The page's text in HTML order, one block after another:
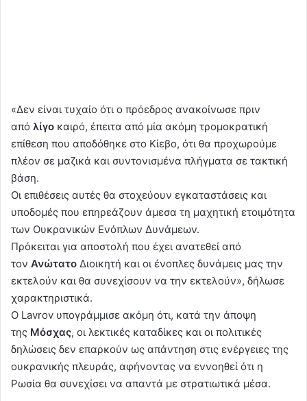
«Δεν είναι τυχαίο ότι ο πρόεδρος ανακοίνωσε πριν
από λίγο καιρό, έπειτα από μία ακόμη τρομοκρατική
επίθεση που αποδόθηκε στο Κίεβο, ότι θα προχωρούμε
πλέον σε μαζικά και συντονισμένα πλήγματα σε τακτική
βάση.
Οι επιθέσεις αυτές θα στοχεύουν εγκαταστάσεις και
υποδομές που επηρεάζουν άμεσα τη μαχητική ετοιμότητα
των Ουκρανικών Ενόπλων Δυνάμεων.
Πρόκειται για αποστολή που έχει ανατεθεί από
τον Ανώτατο Διοικητή και οι ένοπλες δυνάμεις μας την
εκτελούν και θα συνεχίσουν να την εκτελούν», δήλωσε
χαρακτηριστικά.
Ο Lavrov υπογράμμισε ακόμη ότι, κατά την άποψη
της Μόσχας, οι λεκτικές καταδίκες και οι πολιτικές
δηλώσεις δεν επαρκούν ως απάντηση στις ενέργειες της
ουκρανικής πλευράς, αφήνοντας να εννοηθεί ότι η
Ρωσία θα συνεχίσει να απαντά με στρατιωτικά μέσα.